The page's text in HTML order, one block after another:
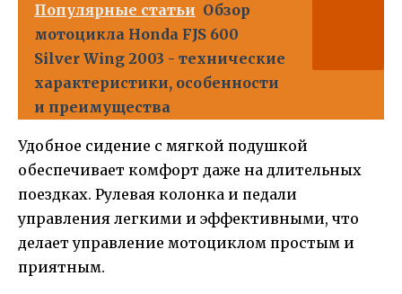
Популярные статьи Обзор
мотоцикла Honda FJS 600
Silver Wing 2003 - технические
характеристики, особенности
и преимущества
Удобное сидение с мягкой подушкой
обеспечивает комфорт даже на длительных
поездках. Рулевая колонка и педали
управления легкими и эффективными, что
делает управление мотоциклом простым и
приятным.